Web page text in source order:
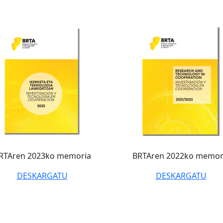
2023ko memoria
DESKARGATU
BRTAren 2022ko
DESKARGATU